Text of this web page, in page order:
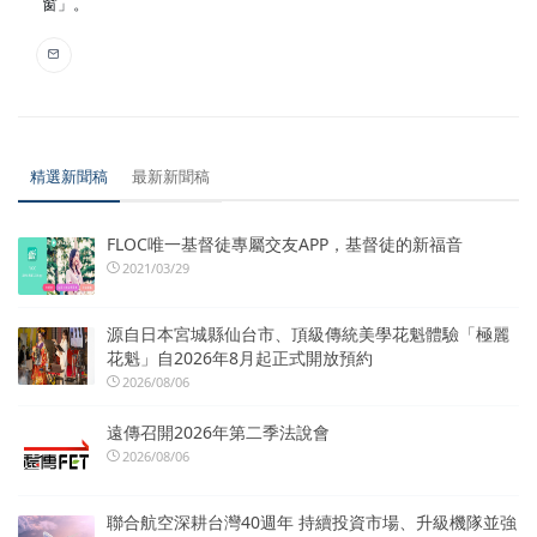
精選新聞稿 最新新聞稿
FLOC唯一基督徒專屬交友APP，基督徒的新福音
2021/03/29
源自日本宮城縣仙台市、頂級傳統美學花魁體驗「極麗
花魁」自2026年8月起正式開放預約
2026/08/06
遠傳召開2026年第二季法說會
2026/08/06
聯合航空深耕台灣40週年 持續投資市場、升級機隊並強